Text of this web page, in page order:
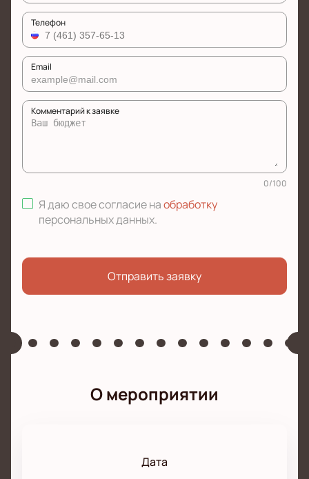
Телефон
Email
Комментарий к заявке
0/100
Я даю свое согласие наобработку
персональных данных.
Отправить заявку
О мероприятии
Дата